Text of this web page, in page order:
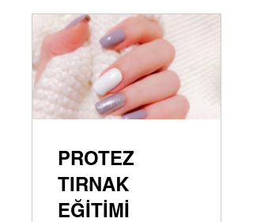
PROTEZ
TIRNAK
EĞİTİMİ